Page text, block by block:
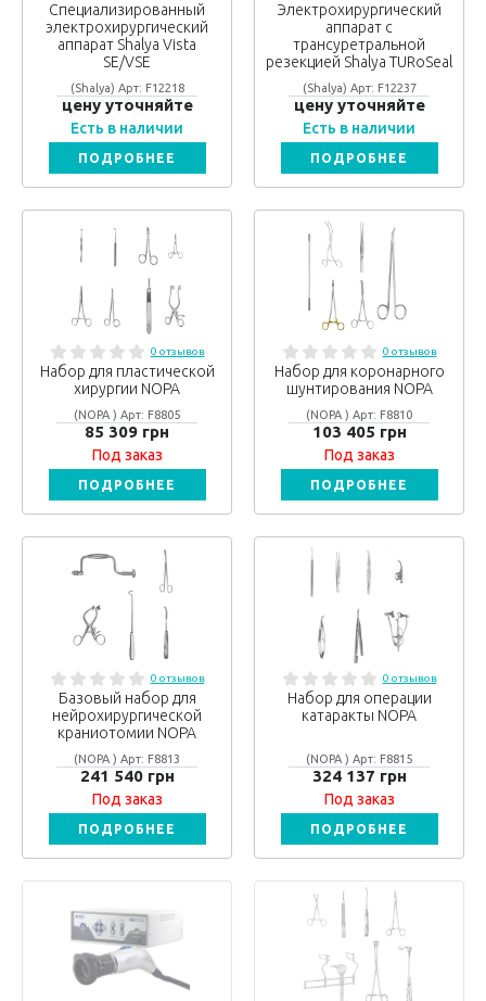
Специализированный
электрохирургический
аппарат Shalya Vista
SE/VSE
(Shalya) Арт: F12218
цену уточняйте
Есть в наличии
ПОДРОБНЕЕ
Электрохирургический
аппарат с
трансуретральной
резекцией Shalya TURoSeal
(Shalya) Арт: F12237
цену уточняйте
Есть в наличии
ПОДРОБНЕЕ
0 отзывов
Набор для пластической
хирургии NOPA
(NOPA ) Арт: F8805
85 309 грн
Под заказ
ПОДРОБНЕЕ
0 отзывов
Набор для коронарного
шунтирования NOPA
(NOPA ) Арт: F8810
103 405 грн
Под заказ
ПОДРОБНЕЕ
0 отзывов
Базовый набор для
нейрохирургической
краниотомии NOPA
(NOPA ) Арт: F8813
241 540 грн
Под заказ
ПОДРОБНЕЕ
0 отзывов
Набор для операции
катаракты NOPA
(NOPA ) Арт: F8815
324 137 грн
Под заказ
ПОДРОБНЕЕ